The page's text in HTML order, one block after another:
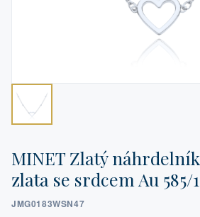
MINET Zlatý
zlata se srdcem Au 585/
JMG0183WSN47